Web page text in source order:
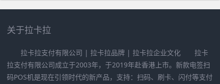
关于拉卡拉
拉卡拉支付有限公司 | 拉卡拉品牌 | 拉卡拉企业文化 拉卡
拉支付有限公司成立于2003年，于2019年赴香港上市。新款电签扫
码POS机是现在引领时代的新产品，支持：扫码、刷卡、闪付等支付